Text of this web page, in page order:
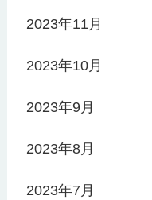
2023年11月
2023年10月
2023年9月
2023年8月
2023年7月